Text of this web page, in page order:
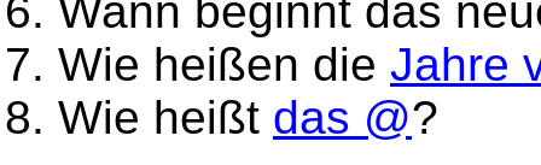
Wann beginnt das
Wie heißen die Jahre
Wie heißt das @?